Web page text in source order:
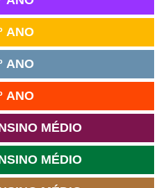
ANO
ANO
ANO
MÉDIO
MÉDIO